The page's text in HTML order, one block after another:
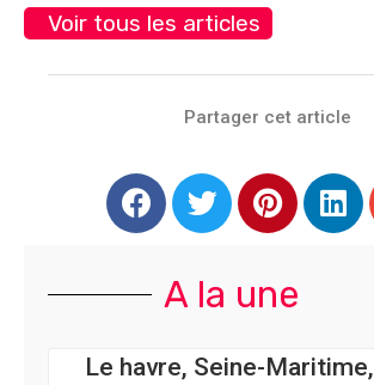
Voir tous les articles
Partager cet article
A la une
Le havre, Seine-Maritime,